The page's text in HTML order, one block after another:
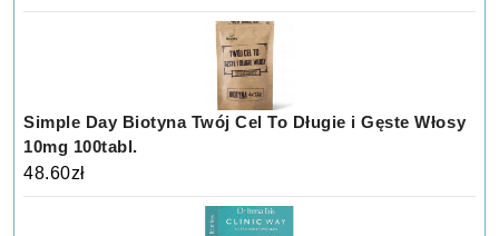
Simple Day Biotyna Twój Cel To Długie i Gęste Włosy
10mg 100tabl.
48.60zł